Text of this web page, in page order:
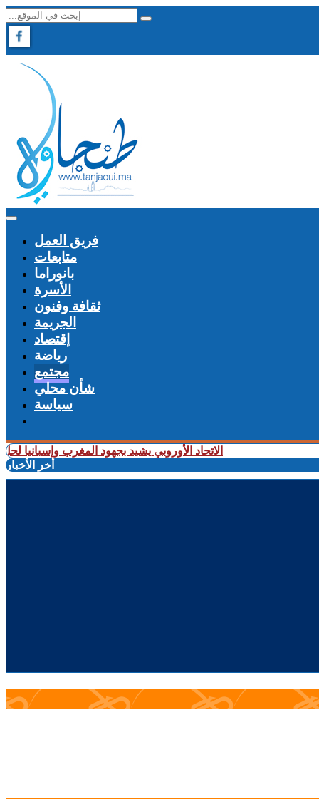
فريق العمل
متابعات
بانوراما
الأسرة
ثقافة وفنون
الجريمة
إقتصاد
رياضة
مجتمع
شأن محلي
سياسة
+ الاتحاد الأوروبي يشيد بجهود المغرب وإسبانيا لحل
أخر الأخبار